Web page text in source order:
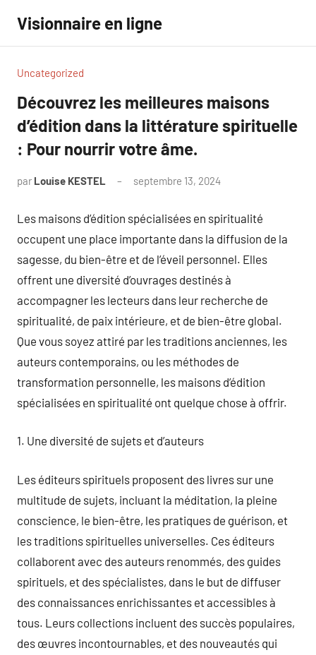
contenu
Visionnaire en ligne
Uncategorized
Découvrez les meilleures maisons
d’édition dans la littérature spirituelle
: Pour nourrir votre âme.
par Louise KESTEL septembre 13, 2024
Les maisons d’édition spécialisées en spiritualité
occupent une place importante dans la diffusion de la
sagesse, du bien-être et de l’éveil personnel. Elles
offrent une diversité d’ouvrages destinés à
accompagner les lecteurs dans leur recherche de
spiritualité, de paix intérieure, et de bien-être global.
Que vous soyez attiré par les traditions anciennes, les
auteurs contemporains, ou les méthodes de
transformation personnelle, les maisons d’édition
spécialisées en spiritualité ont quelque chose à offrir.
1. Une diversité de sujets et d’auteurs
Les éditeurs spirituels proposent des livres sur une
multitude de sujets, incluant la méditation, la pleine
conscience, le bien-être, les pratiques de guérison, et
les traditions spirituelles universelles. Ces éditeurs
collaborent avec des auteurs renommés, des guides
spirituels, et des spécialistes, dans le but de diffuser
des connaissances enrichissantes et accessibles à
tous. Leurs collections incluent des succès populaires,
des œuvres incontournables, et des nouveautés qui